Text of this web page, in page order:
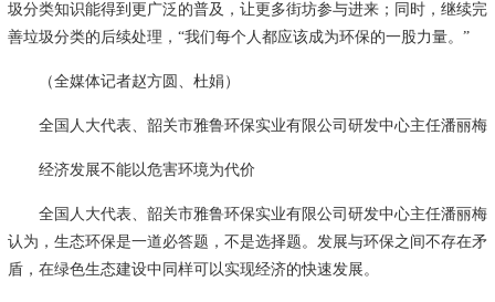
圾分类知识能得到更广泛的普及，让更多街坊参与进来；同时，继续完
善垃圾分类的后续处理，“我们每个人都应该成为环保的一股力量。”
（全媒体记者赵方圆、杜娟）
全国人大代表、韶关市雅鲁环保实业有限公司研发中心主任潘丽梅
经济发展不能以危害环境为代价
全国人大代表、韶关市雅鲁环保实业有限公司研发中心主任潘丽梅
认为，生态环保是一道必答题，不是选择题。发展与环保之间不存在矛
盾，在绿色生态建设中同样可以实现经济的快速发展。